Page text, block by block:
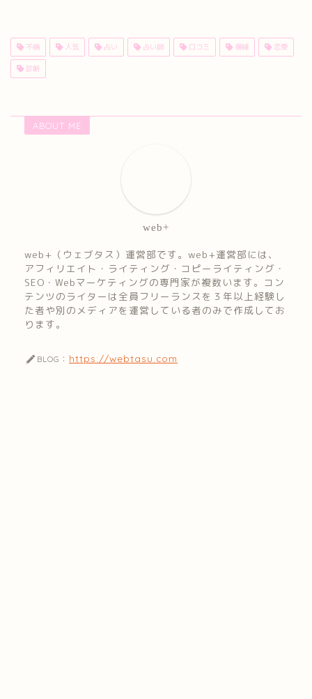
不倫 人気 占い 占い師 口コミ 復縁 恋愛
診断
ABOUT ME
web+
web+（ウェブタス）運営部です。web+運営部には、
アフィリエイト・ライティング・コピーライティング・
SEO・Webマーケティングの専門家が複数います。コン
テンツのライターは全員フリーランスを３年以上経験し
た者や別のメディアを運営している者のみで作成してお
ります。
BLOG： https://webtasu.com